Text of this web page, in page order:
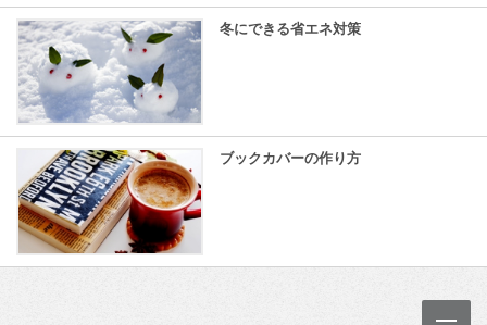
冬にできる省エネ対策
ブックカバーの作り方